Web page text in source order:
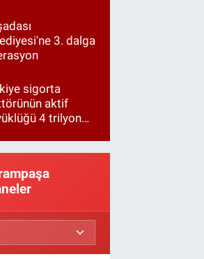
3. dalga
sigorta
aktif
4 trilyon